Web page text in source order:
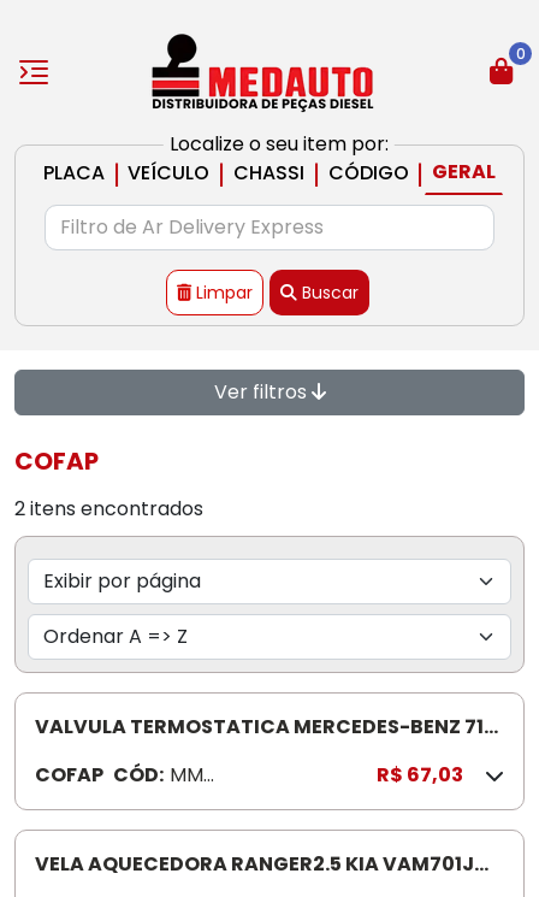
Localize o seu item por:
PLACA | VEÍCULO | CHASSI | CÓDIGO | GERAL
Limpar Buscar
0
Ver filtros
COFAP
2 itens encontrados
VALVULA TERMOSTATICA MERCEDES-BENZ 71G
COFAP CÓD: MMV
T236.
71K
R$ 67,03
VELA AQUECEDORA RANGER2.5 KIA VAM701J